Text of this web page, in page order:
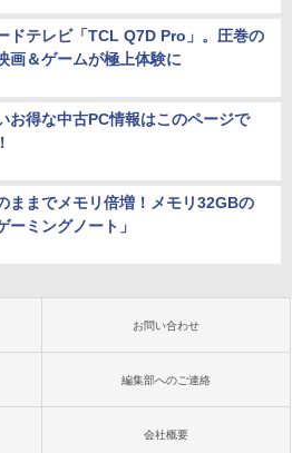
ドテレビ「TCL Q7D Pro」。圧巻の
画＆ゲームが極上体験に
お得な中古PC情報はこのページで
ままでメモリ倍増！メモリ32GBの
ーミングノート」
お問い合わせ
編集部へのご連絡
会社概要